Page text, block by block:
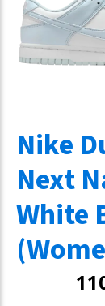
Nike
Next
White